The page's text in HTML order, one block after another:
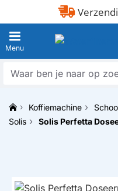
Waar
naar
oph
Koffiemachine
Solis
Solis Perfetta